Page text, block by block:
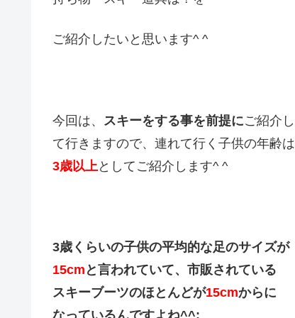
ご紹介したいと思います^ ^
今回は、 スキーをする事を前提にご紹介 し
て行きますので、連れて行く子供の年齢は
3歳以上としてご紹介します^ ^
3歳くらいの子供の平均的な足のサイズが
15cm と言われていて、市販されている
スキーブーツのほとんどが15cmからに